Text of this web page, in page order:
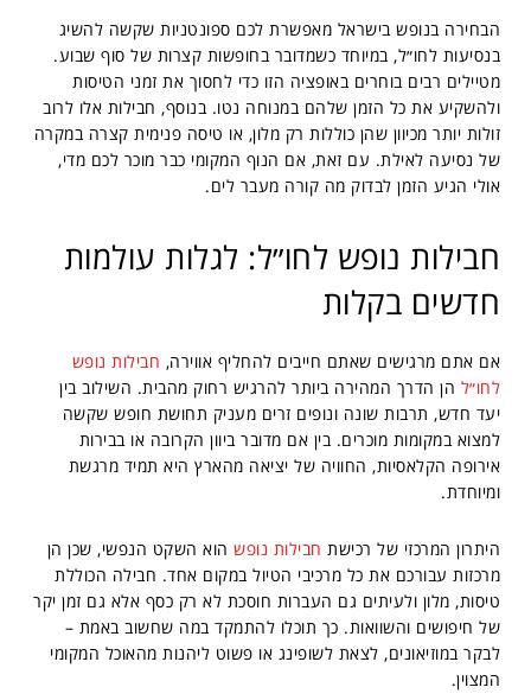
הבחירה בנופש בישראל מאפשרת לכם ספונטניות שקשה להשיג
בנסיעות לחו״ל, במיוחד כשמדובר בחופשות קצרות של סוף שבוע.
מטיילים רבים בוחרים באופציה הזו כדי לחסוך את זמני הטיסות
ולהשקיע את כל הזמן שלהם במנוחה נטו. בנוסף, חבילות אלו לרוב
זולות יותר מכיוון שהן כוללות רק מלון, או טיסה פנימית קצרה במקרה
של נסיעה לאילת. עם זאת, אם הנוף המקומי כבר מוכר לכם מדי,
אולי הגיע הזמן לבדוק מה קורה מעבר לים.
חבילות נופש לחו״ל: לגלות עולמות
חדשים בקלות
אם אתם מרגישים שאתם חייבים להחליף אווירה, חבילות נופש
לחו״ל הן הדרך המהירה ביותר להרגיש רחוק מהבית. השילוב בין
יעד חדש, תרבות שונה ונופים זרים מעניק תחושת חופש שקשה
למצוא במקומות מוכרים. בין אם מדובר ביוון הקרובה או בבירות
אירופה הקלאסיות, החוויה של יציאה מהארץ היא תמיד מרגשת
ומיוחדת.
היתרון המרכזי של רכישת חבילות נופש הוא השקט הנפשי, שכן הן
מרכזות עבורכם את כל מרכיבי הטיול במקום אחד. חבילה הכוללת
טיסות, מלון ולעיתים גם העברות חוסכת לא רק כסף אלא גם זמן יקר
של חיפושים והשוואות. כך תוכלו להתמקד במה שחשוב באמת –
לבקר במוזיאונים, לצאת לשופינג או פשוט ליהנות מהאוכל המקומי
המצוין.